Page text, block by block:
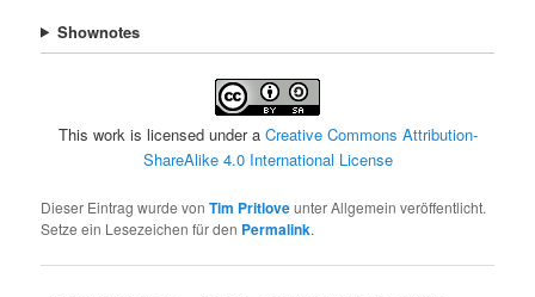
Shownotes
This work is licensed under a Creative Commons Attribution-
ShareAlike 4.0 International License
Dieser Eintrag wurde vonTim Pritloveunter Allgemein veröffentlicht.
Setze ein Lesezeichen für den Permalink.